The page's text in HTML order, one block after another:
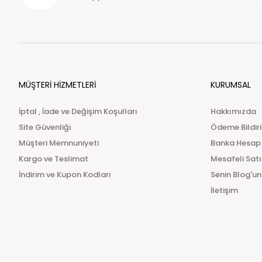
MÜŞTERİ HİZMETLERİ
İptal , İade ve Değişim Koşulları
Site Güvenliği
Müşteri Memnuniyeti
Kargo ve Teslimat
İndirim ve Kupon Kodları
KURUMSAL
Hakkımızda
Ödeme
Banka
Mesafeli
Senin Blog'un
İletişim